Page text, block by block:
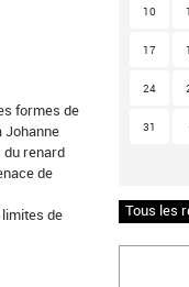
formes de
Johanne
du renard
de
de
10
17
24
31
Tous les